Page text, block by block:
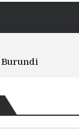
Burundi